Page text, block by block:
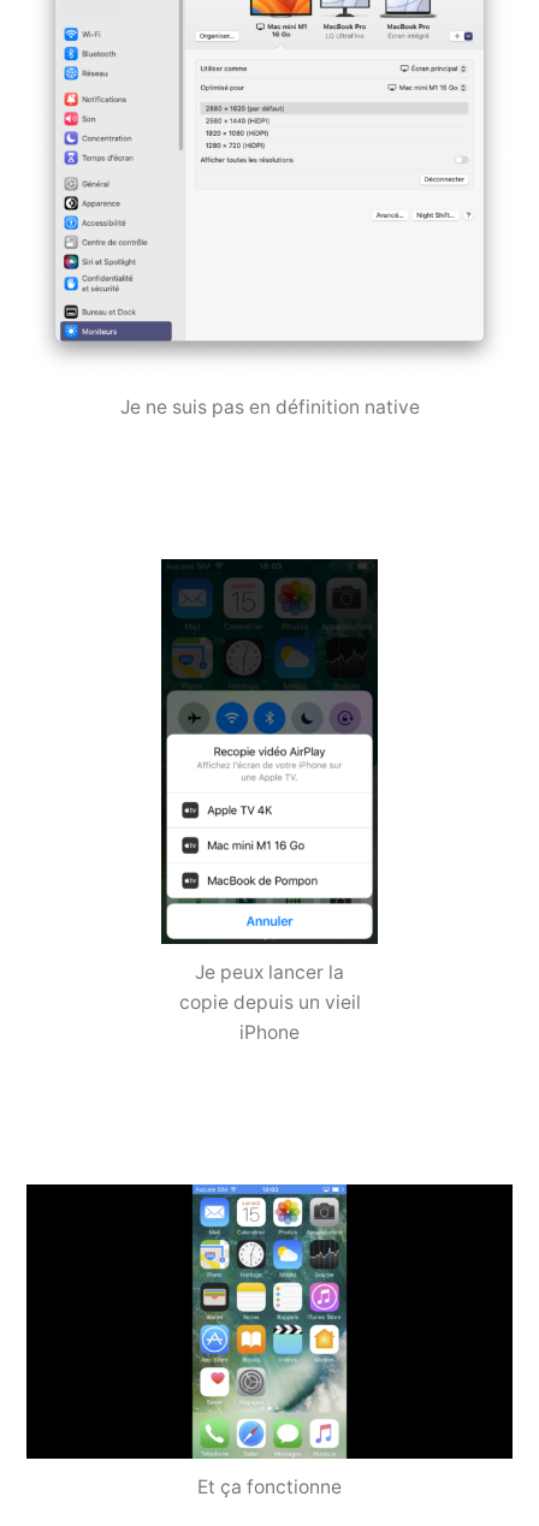
Je ne suis pas en définition native
Je peux lancer la
copie depuis un vieil
iPhone
Et ça fonctionne